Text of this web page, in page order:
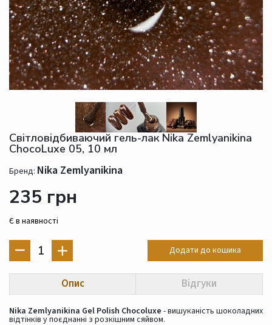
Світловідбиваючий гель-лак Nika Zemlyanikina
ChocoLuxe 05, 10 мл
Бренд: Nika Zemlyanikina
235 грн
Є в наявності
1 Додати до кошика
Опис Відгуки
Nika Zemlyanikina Gel Polish Chocoluxe - вишуканість шоколадних
відтінків у поєднанні з розкішним сяйвом.